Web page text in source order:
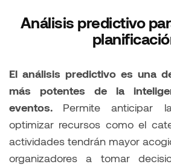
Análisis predictivo
El análisis predictivo es una
más potentes de la
eventos. Permite anticipar
optimizar recursos como el
actividades tendrán mayor
organizadores a tomar